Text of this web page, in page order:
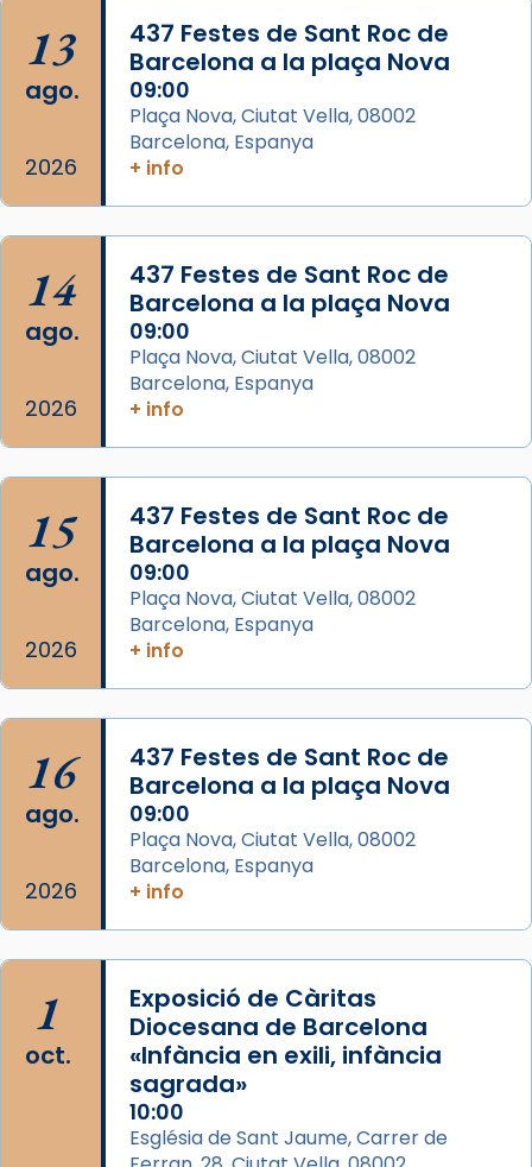
L’arquebisbe de Barcelona, el cardenal Joan
Josep Omella, ha presidit la missa i l’ha
concelebrat el bisbe auxiliar de Barcelona,
Mons. David Abadías.
📸 Dr. G. Simón
Arquebisbat de Barcelona
2 weeks ago
Memòria de les santes Juliana i
Semproniana, verges i màrtirs.
Acompanyant la història de sant Cugat, a
partir de l’Edat Mitjana sorgeix la tradició
que les santes Juliana (“relatiu a Júlia”) i
Semproniana (“relatiu a Semprònia =
eterna”) són deixebles seves. I l’any 1667, el
frare Joan Gaspar Roig, afirma en una obra
que les santes són filles de l’antiga Iluro.
Mataró en reivindicarà les relíq
...
13
ago.
2026
437 Festes de Sant Roc de
Barcelona a la plaça Nova
09:00
Plaça Nova, Ciutat Vella, 08002
Barcelona, Espanya
+ info
14
ago.
2026
437 Festes de Sant Roc de
Barcelona a la plaça Nova
09:00
Plaça Nova, Ciutat Vella, 08002
Barcelona, Espanya
+ info
15
ago.
2026
437 Festes de Sant Roc de
Barcelona a la plaça Nova
09:00
Plaça Nova, Ciutat Vella, 08002
Barcelona, Espanya
+ info
16
ago.
2026
437 Festes de Sant Roc de
Barcelona a la plaça Nova
09:00
Plaça Nova, Ciutat Vella, 08002
Barcelona, Espanya
+ info
1
oct.
Exposició de Càritas
Diocesana de Barcelona
«Infància en exili, infància
sagrada»
10:00
Església de Sant Jaume, Carrer de